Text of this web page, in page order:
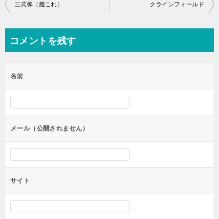
投
ビ
ー
シ
ン
三式弾（艦これ） クラインフィールド
コメントを残す
名前
メール（公開されません）
サイト